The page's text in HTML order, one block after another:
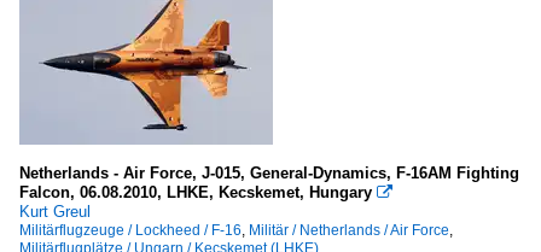
Netherlands - Air Force, J-015, General-Dynamics, F-16AM Fighting
Falcon, 06.08.2010, LHKE, Kecskemet, Hungary 
Kurt Greul
Militärflugzeuge / Lockheed / F-16, Militär / Netherlands / Air Force,
Militärflugplätze / Ungarn / Kecskemet (LHKE)